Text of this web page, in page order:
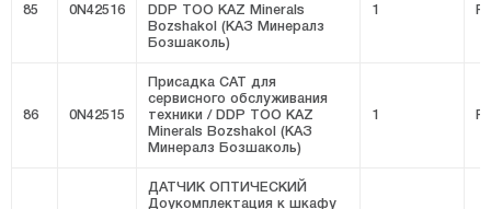
85 0N42516
DDP ТОО KAZ Minerals
Bozshakol (КАЗ Минералз
Бозшаколь)
1
86 0N42515
Присадка CAT для
сервисного обслуживания
техники / DDP ТОО KAZ
Minerals Bozshakol (КАЗ
Минералз Бозшаколь)
1
ДАТЧИК ОПТИЧЕСКИЙ
Доукомплектация к шкафу